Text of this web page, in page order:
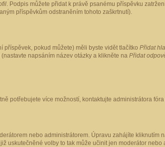
. Podpis můžete přidat k právě psanému příspěvku
příspěvkům odstraněním tohoto zaškrtnutí).
pokud můžete) měli byste vidět tlačítko Přidat
napsáním název otázky a klikněte na Přidat
potřebujete více možností, kontaktujte administrátora
nebo administrátorem. Úpravu zahájíte
uskutečněné volby to tak může učinit jen moderátor